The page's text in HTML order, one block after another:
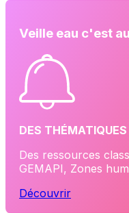
Veille eau c'est
DES THÉMATIQUES
Des ressources
GEMAPI, Zones
Découvrir